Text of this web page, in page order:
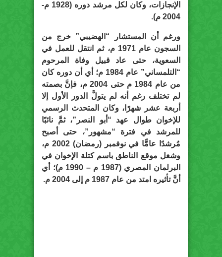
الإنجازات، وكان لكل مرشد دوره (1928 م-
2004 م).
ورغم أن المستشار “الهضيبي” خرج من
السجون عام 1971 م، ثم انتقل للعمل في
السعوية، حتى عاد قبيل وفاة المرحوم
“التلمساني” عام 1984 م؛ أي أن دوره كان
من عام 1984 م حتى 2004 م، فإنَّ بصمته
لم تختلف رغم أنه لم يتولَّ الدور الأول إلا
أربعة عشر شهرًا، وكان المتحدث الرسمي
للإخوان طوال عهد “أبو النصر”، ثمَّ نائبًا
للمرشد في فترة “مشهور”، حتى أصبح
مُرشدًا عامًّا في نوفمبر (رمضان) 2002 م،
وشغل موقع الناطق باسم كتلة الإخوان في
البرلمان المصري (1987 م – 1990 م)؛ أي
أنَّ تأثيره امتد من عام 1987 م إلى 2004 م.